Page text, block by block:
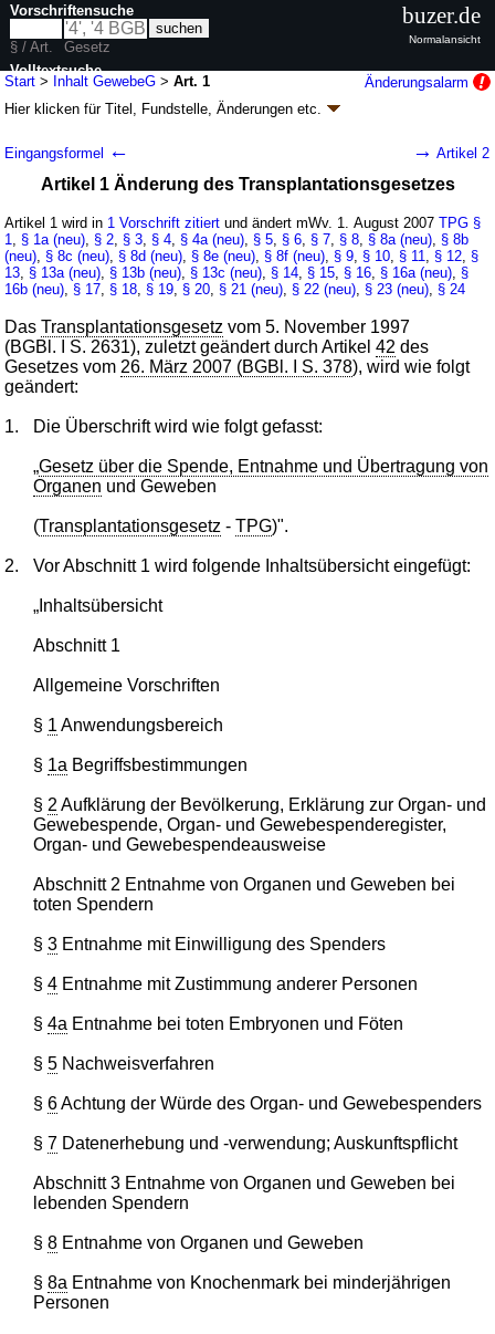
Start > Inhalt GewebeG >Art. 1
Änderungsalarm
Hier klicken fürTitel, Fundstelle, Änderungen etc.
BGBl. I S. 1574
G. v. 09.08.2019BGBl. I S. 1202
8 Änderungen | Drucksachen / Entwurf / Begründung |
wird in 13 Vorschriften zitiert
Eingangsformel ← → Artikel 2
Artikel 1 Änderung des Transplantationsgesetzes
Artikel 1 wird in 1 Vorschrift zitiert und ändert mWv. 1. August 2007TPG §
1
§ 1a (neu) § 2 § 3 § 4 § 4a (neu) § 5 § 6 § 7 § 8 § 8a (neu) § 8b
(neu) § 8c (neu) § 8d (neu) § 8e (neu) § 8f (neu) § 9 § 10 § 11 § 12 §
13 § 13a (neu) § 13b (neu) § 13c (neu) § 14 § 15 § 16 § 16a (neu) §
16b (neu) § 17 § 18 § 19 § 20 § 21 (neu) § 22 (neu) § 23 (neu) § 24
DasTransplantationsgesetz vom 5. November 1997
(BGBl. I S. 2631), zuletzt geändert durch Artikel42 des
Gesetzes vom 26. März 2007 (BGBl. I S. 378), wird wie folgt
geändert:
1. Die Überschrift wird wie folgt gefasst:
„Gesetz über die Spende, Entnahme und Übertragung von
Organen und Geweben
(Transplantationsgesetz -TPG)".
2. Vor Abschnitt 1 wird folgende Inhaltsübersicht eingefügt:
„Inhaltsübersicht
Abschnitt 1
Allgemeine Vorschriften
§ 1 Anwendungsbereich
§ 1a Begriffsbestimmungen
§ 2 Aufklärung der Bevölkerung, Erklärung zur Organ- und
Gewebespende, Organ- und Gewebespenderegister,
Organ- und Gewebespendeausweise
Abschnitt 2 Entnahme von Organen und Geweben bei
toten Spendern
§3 Entnahme mit Einwilligung des Spenders
§4 Entnahme mit Zustimmung anderer Personen
§4a Entnahme bei toten Embryonen und Föten
§5 Nachweisverfahren
§6Achtung der Würde des Organ- und Gewebespenders
§7 Datenerhebung und -verwendung; Auskunftspflicht
Abschnitt 3 Entnahme von Organen und Geweben bei
lebenden Spendern
§8 Entnahme von Organen und Geweben
§8a Entnahme von Knochenmark bei minderjährigen
Personen
Vorschriftensuche
§ / Art.
Gesetz
Volltextsuche
nur in GewebeG
buzer.de
Normalansicht